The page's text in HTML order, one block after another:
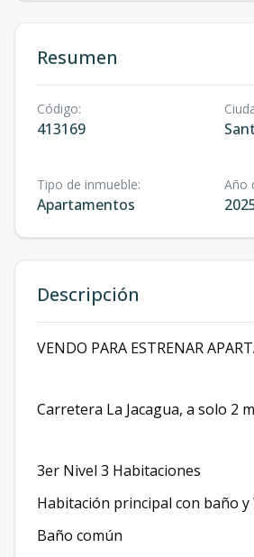
Resumen
Código:
413169
Tipo de inmueble:
Apartamentos
Año
Descripción
VENDO PARA ESTRENAR
Carretera La Jacagua, a solo 2
3er Nivel 3 Habitaciones
Habitación principal con baño
Baño común